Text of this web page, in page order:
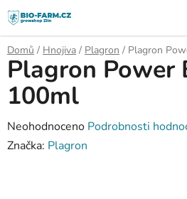
Přejít
na
obsah
Domů / Hnojiva / Plagron / Plagron
Plagron Power
100ml
Průměrné
hodnocení
Neohodnoceno Podrobnosti
Značka: Plagron